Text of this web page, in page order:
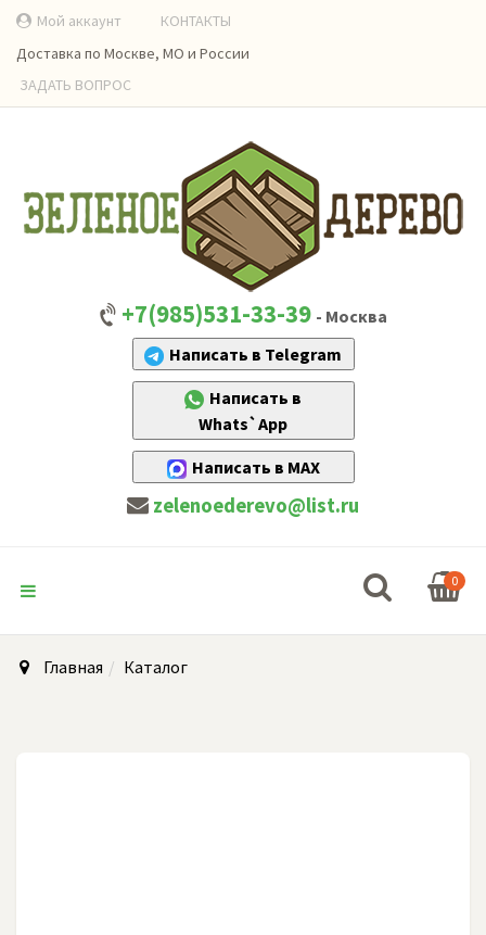
Мой аккаунт
КОНТАКТЫ
Доставка по Москве, МО и России
ЗАДАТЬ ВОПРОС
+7(985)531-33-39 - Москва
Написать в Telegram
Написать в
Whats`App
Написать в MAX
zelenoederevo@list.ru
0
Главная Каталог